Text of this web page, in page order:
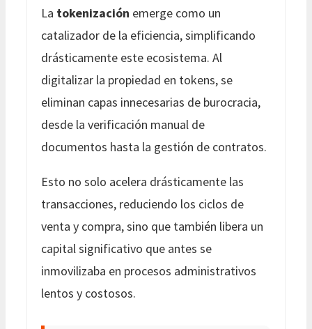
La tokenización emerge como un
catalizador de la eficiencia, simplificando
drásticamente este ecosistema. Al
digitalizar la propiedad en tokens, se
eliminan capas innecesarias de burocracia,
desde la verificación manual de
documentos hasta la gestión de contratos.
Esto no solo acelera drásticamente las
transacciones, reduciendo los ciclos de
venta y compra, sino que también libera un
capital significativo que antes se
inmovilizaba en procesos administrativos
lentos y costosos.